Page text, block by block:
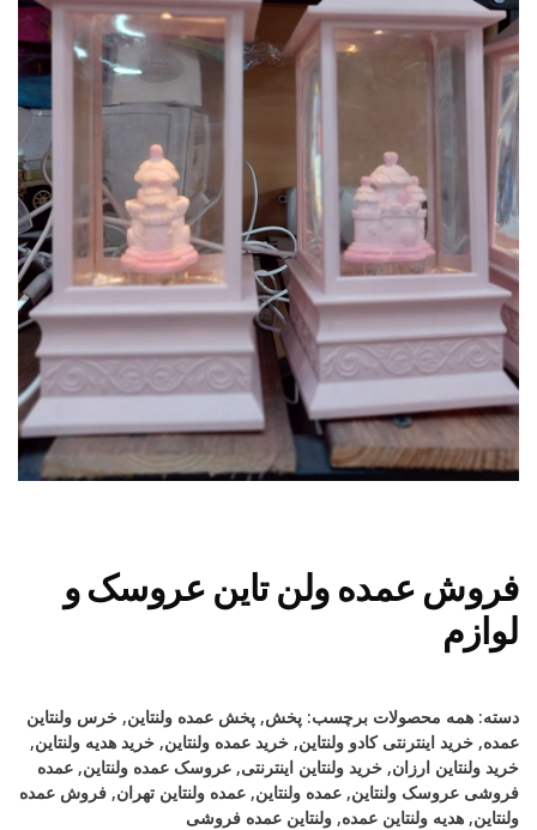
فروش عمده ولن تاین عروسک و
لوازم
دسته: همه محصولات برچسب: پخش, پخش عمده ولنتاین, خرس ولنتاین
عمده, خرید اینترنتی کادو ولنتاین, خرید عمده ولنتاین, خرید هدیه ولنتاین,
خرید ولنتاین ارزان, خرید ولنتاین اینترنتی, عروسک عمده ولنتاین, عمده
فروشی عروسک ولنتاین, عمده ولنتاین, عمده ولنتاین تهران, فروش عمده
ولنتاین, هدیه ولنتاین عمده, ولنتاین عمده فروشی